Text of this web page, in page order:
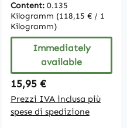
Content: 0.135
Kilogramm (118,15 € / 1
Kilogramm)
Immediately
available
Regular price:
15,95 €
Prezzi IVA inclusa più
spese di spedizione